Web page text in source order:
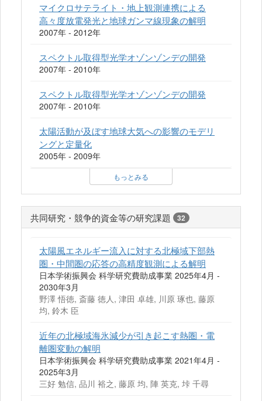
マイクロサテライト・地上観測連携による
高々度放電発光と地球ガンマ線現象の解明
2007年 - 2012年
スペクトル取得型光学オゾンゾンデの開発
2007年 - 2010年
スペクトル取得型光学オゾンゾンデの開発
2007年 - 2010年
太陽活動が及ぼす地球大気への影響のモデリ
ングと定量化
2005年 - 2009年
もっとみる
共同研究・競争的資金等の研究課題 32
太陽風エネルギー流入に対する北極域下部熱
圏・中間圏の応答の高精度観測による解明
日本学術振興会 科学研究費助成事業 2025年4月 -
2030年3月
野澤 悟徳, 斎藤 徳人, 津田 卓雄, 川原 琢也, 藤原
均, 鈴木 臣
近年の北極域海氷減少が引き起こす熱圏・電
離圏変動の解明
日本学術振興会 科学研究費助成事業 2021年4月 -
2025年3月
三好 勉信, 品川 裕之, 藤原 均, 陣 英克, 垰 千尋